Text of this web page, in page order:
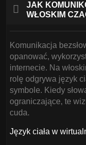
JAK
WŁOSKIM
Komunikacja
opanować,
internecie. Na
rolę odgrywa język
symbole. Kiedy
ograniczające, te
cuda.
Język ciała w